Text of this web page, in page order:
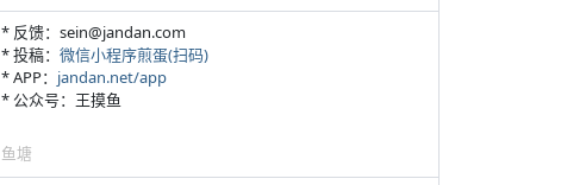
* 反馈：sein@jandan.com
* 投稿： 微信小程序煎蛋(扫码)
* APP： jandan.net/app
* 公众号：王摸鱼
鱼塘